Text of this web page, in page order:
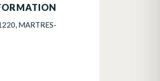
MARTRES-